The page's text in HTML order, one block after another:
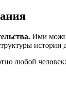
Ими
истории
любой